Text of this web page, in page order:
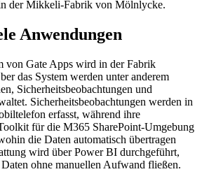
der Mikkeli-Fabrik von Mölnlycke.
Anwendungen
von Gate Apps wird in der Fabrik
das System werden unter anderem
Sicherheitsbeobachtungen und
Sicherheitsbeobachtungen werden in
erfasst, während ihre
für die M365 SharePoint-Umgebung
die Daten automatisch übertragen
wird über Power BI durchgeführt,
ohne manuellen Aufwand fließen.